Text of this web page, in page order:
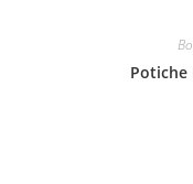
Potiche